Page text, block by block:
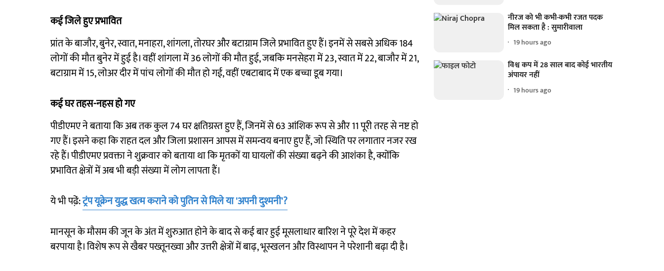
कई जिले हुए प्रभावित
प्रांत के बाजौर, बुनेर, स्वात, मनाहरा, शांगला, तोरघर और बटाग्राम जिले प्रभावित हुए हैं। इनमें से सबसे अधिक 184
लोगों की मौत बुनेर में हुई है। वहीं शांगला में 36 लोगों की मौत हुई, जबकि मनसेहरा में 23, स्वात में 22, बाजौर में 21,
बटाग्राम में 15, लोअर दीर में पांच लोगों की मौत हो गई, वहीं एबटाबाद में एक बच्चा डूब गया।
कई घर तहस-नहस हो गए
पीडीएमए ने बताया कि अब तक कुल 74 घर क्षतिग्रस्त हुए हैं, जिनमें से 63 आंशिक रूप से और 11 पूरी तरह से नष्ट हो
गए हैं। इसने कहा कि राहत दल और जिला प्रशासन आपस में समन्वय बनाए हुए हैं, जो स्थिति पर लगातार नजर रख
रहे हैं। पीडीएमए प्रवक्ता ने शुक्रवार को बताया था कि मृतकों या घायलों की संख्या बढ़ने की आशंका है, क्योंकि
प्रभावित क्षेत्रों में अब भी बड़ी संख्या में लोग लापता हैं।
ये भी पढे़ं:ट्रंप यूक्रेन युद्ध खत्म कराने को पुतिन से मिले या 'अपनी दुश्मनी'?
मानसून के मौसम की जून के अंत में शुरुआत होने के बाद से कई बार हुई मूसलाधार बारिश ने पूरे देश में कहर
बरपाया है। विशेष रूप से खैबर पख्तूनख्वा और उत्तरी क्षेत्रों में बाढ़, भूस्खलन और विस्थापन ने परेशानी बढ़ा दी है।
नीरज को भी कभी-कभी रजत पदक
मिल सकता है : सुमारीवाला
19 hours ago
विश्व कप में 28 साल बाद कोई भारतीय
अंपायर नहीं
19 hours ago